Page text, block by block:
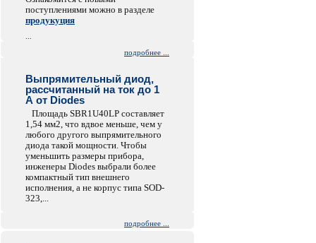
поступлениями можно в разделе
продукуция
подробнее ...
Выпрямительный диод,
рассчитанный на ток до 1
А от Diodes
Площадь SBR1U40LP составляет
1,54 мм2, что вдвое меньше, чем у
любого другого выпрямительного
диода такой мощности. Чтобы
уменьшить размеры прибора,
инженеры Diodes выбрали более
компактный тип внешнего
исполнения, а не корпус типа SOD-
323,...
подробнее ...